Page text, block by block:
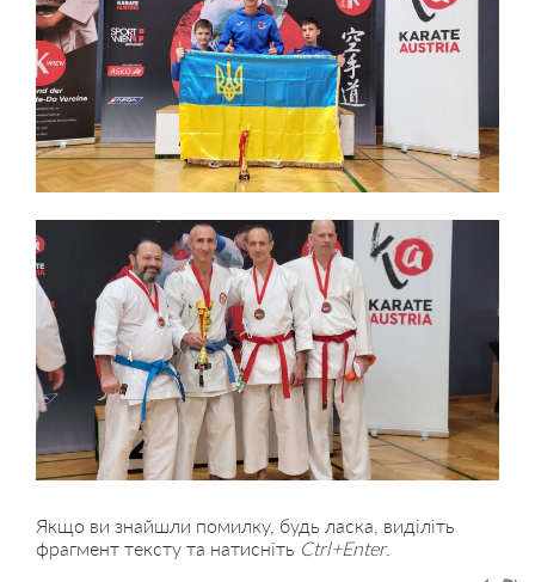
Якщо ви знайшли помилку, будь ласка, виділіть
фрагмент тексту та натисніть Ctrl+Enter.